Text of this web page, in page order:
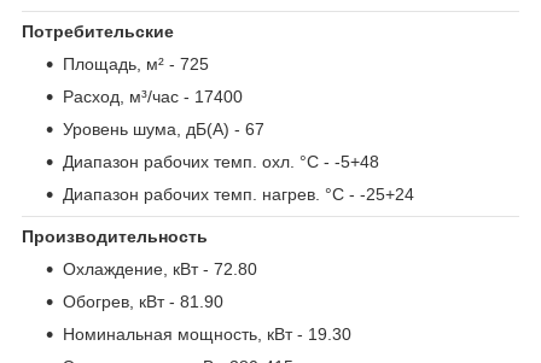
Потребительские
Площадь, м² - 725
Расход, м³/час - 17400
Уровень шума, дБ(А) - 67
Диапазон рабочих темп. охл. °С - -5+48
Диапазон рабочих темп. нагрев. °С - -25+24
Производительность
Охлаждение, кВт- 72.80
Обогрев, кВт- 81.90
Номинальная мощность, кВт- 19.30